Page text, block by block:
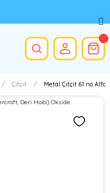
Çıtçıt Metal Çıtçıt 61 no